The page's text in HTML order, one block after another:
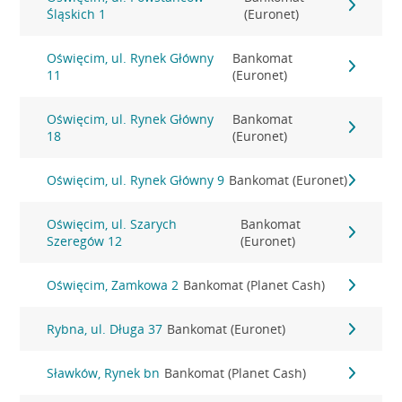
Śląskich 1
(Euronet)
Oświęcim, ul. Rynek Główny
11
Bankomat
(Euronet)
Oświęcim, ul. Rynek Główny
18
Bankomat
(Euronet)
Oświęcim, ul. Rynek Główny 9 Bankomat (Euronet)
Oświęcim, ul. Szarych
Szeregów 12
Bankomat
(Euronet)
Oświęcim, Zamkowa 2 Bankomat (Planet Cash)
Rybna, ul. Długa 37 Bankomat (Euronet)
Sławków, Rynek bn Bankomat (Planet Cash)